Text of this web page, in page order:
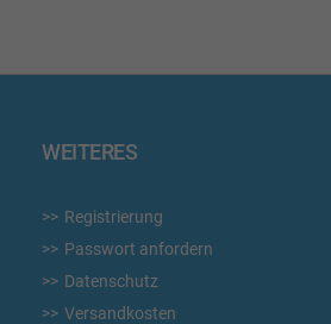
WEITERES
Registrierung
Passwort anfordern
Datenschutz
Versandkosten